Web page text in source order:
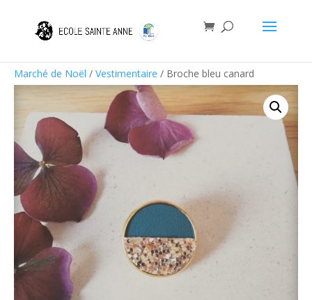
Marché de Noël / Vestimentaire / Broche bleu canard